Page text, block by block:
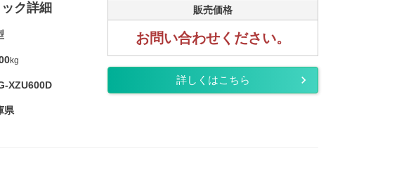
ク詳細
kg
XZU600D
県
販売価格
お問い合わせください。
詳しくはこちら